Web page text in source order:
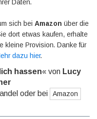
Daten.
sich bei Amazon über die
dort etwas kaufen, erhalte
kleine Provision. Danke für
dazu hier.
hassen« von Lucy
oder bei
Amazon